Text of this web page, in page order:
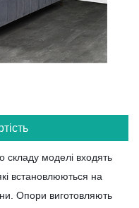
складу моделі входять
встановлюються на
Опори виготовляють